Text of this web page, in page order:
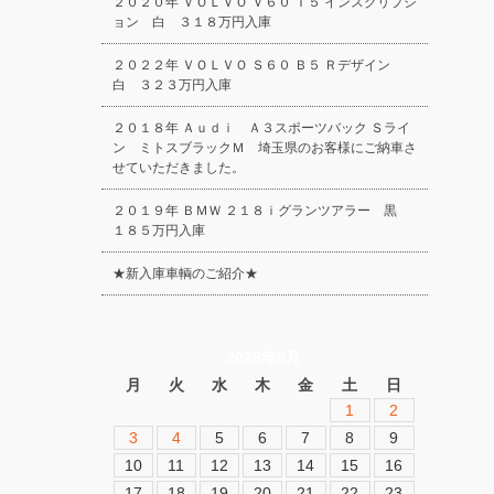
ョン 白 ３１８万円入庫
２０２２年 ＶＯＬＶＯ Ｓ６０ Ｂ５ Ｒデザイン
白 ３２３万円入庫
２０１８年 Ａｕｄｉ Ａ３スポーツバック Ｓライ
ン ミトスブラックＭ 埼玉県のお客様にご納車さ
せていただきました。
２０１９年 ＢＭＷ ２１８ｉグランツアラー 黒
１８５万円入庫
★新入庫車輌のご紹介★
月
火 水 木 金 土
日
1
2
3
4 5 6 7 8
9
10
11 12 13 14 15
16